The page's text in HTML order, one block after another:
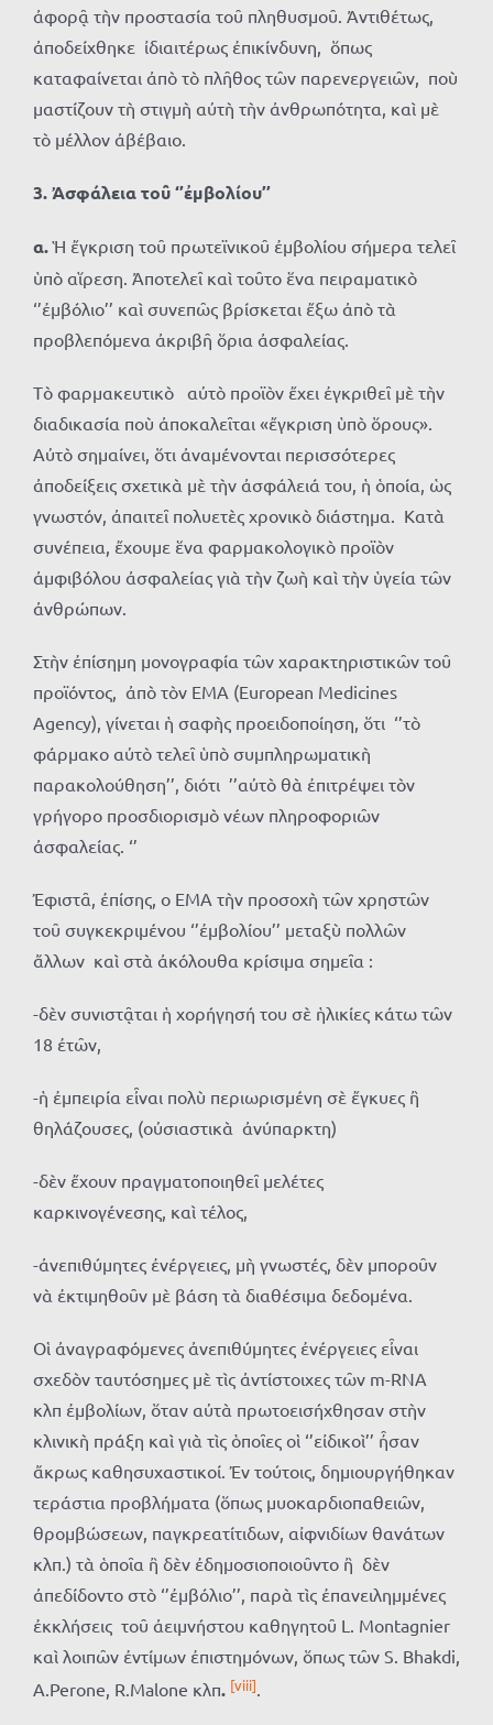
ἀφορᾷ τὴν προστασία τοῦ πληθυσμοῦ. Ἀντιθέτως,
ἀποδείχθηκε ἰδιαιτέρως ἐπικίνδυνη, ὅπως
καταφαίνεται ἀπὸ τὸ πλῆθος τῶν παρενεργειῶν, ποὺ
μαστίζουν τὴ στιγμὴ αὐτὴ τὴν ἀνθρωπότητα, καὶ μὲ
τὸ μέλλον ἀβέβαιο.
3. Ἀσφάλεια τοῦ ‘’ἐμβολίου’’
α.Ἡ ἔγκριση τοῦ πρωτεϊνικοῦ ἐμβολίου σήμερα τελεῖ
ὑπὸ αἵρεση. Ἀποτελεῖ καὶ τοῦτο ἕνα πειραματικὸ
‘’ἐμβόλιο’’ καὶ συνεπῶς βρίσκεται ἔξω ἀπὸ τὰ
προβλεπόμενα ἀκριβῆ ὅρια ἀσφαλείας.
Τὸ φαρμακευτικὸ αὐτὸ προϊὸν ἔχει ἐγκριθεῖ μὲ τὴν
διαδικασία ποὺ ἀποκαλεῖται «ἔγκριση ὑπὸ ὅρους».
Αὐτὸ σημαίνει, ὅτι ἀναμένονται περισσότερες
ἀποδείξεις σχετικὰ μὲ τὴν ἀσφάλειά του, ἡ ὁποία, ὡς
γνωστόν, ἀπαιτεῖ πολυετὲς χρονικὸ διάστημα. Κατὰ
συνέπεια, ἔχουμε ἕνα φαρμακολογικὸ προϊὸν
ἀμφιβόλου ἀσφαλείας γιὰ τὴν ζωὴ καὶ τὴν ὑγεία τῶν
ἀνθρώπων.
Στὴν ἐπίσημη μονογραφία τῶν χαρακτηριστικῶν τοῦ
προϊόντος, ἀπὸ τὸν EMA (European Medicines
Agency), γίνεται ἡ σαφὴς προειδοποίηση, ὅτι ‘’τὸ
φάρμακο αὐτὸ τελεῖ ὑπὸ συμπληρωματικὴ
παρακολούθηση’’, διότι ’’αὐτὸ θὰ ἐπιτρέψει τὸν
γρήγορο προσδιορισμὸ νέων πληροφοριῶν
ἀσφαλείας. ‘’
Ἐφιστᾶ, ἐπίσης, ο ΕΜΑ τὴν προσοχὴ τῶν χρηστῶν
τοῦ συγκεκριμένου ‘’ἐμβολίου’’ μεταξὺ πολλῶν
ἄλλων καὶ στὰ ἀκόλουθα κρίσιμα σημεῖα :
-δὲν συνιστᾷται ἡ χορήγησή του σὲ ἡλικίες κάτω τῶν
18 ἐτῶν,
-ἡ ἐμπειρία εἶναι πολὺ περιωρισμένη σὲ ἔγκυες ἢ
θηλάζουσες, (οὐσιαστικὰ ἀνύπαρκτη)
-δὲν ἔχουν πραγματοποιηθεῖ μελέτες
καρκινογένεσης, καὶ τέλος,
-ἀνεπιθύμητες ἐνέργειες, μὴ γνωστές, δὲν μποροῦν
νὰ ἐκτιμηθοῦν μὲ βάση τὰ διαθέσιμα δεδομένα.
Οἱ ἀναγραφόμενες ἀνεπιθύμητες ἐνέργειες εἶναι
σχεδὸν ταυτόσημες μὲ τὶς ἀντίστοιχες τῶν m-RNA
κλπ ἐμβολίων, ὅταν αὐτὰ πρωτοεισήχθησαν στὴν
κλινικὴ πράξη καὶ γιὰ τὶς ὁποῖες οἱ ‘’εἰδικοὶ’’ ἦσαν
ἄκρως καθησυχαστικοί. Ἐν τούτοις, δημιουργήθηκαν
τεράστια προβλήματα (ὅπως μυοκαρδιοπαθειῶν,
θρομβώσεων, παγκρεατίτιδων, αἰφνιδίων θανάτων
κλπ.) τὰ ὁποῖα ἢ δὲν ἐδημοσιοποιοῦντο ἢ δὲν
ἀπεδίδοντο στὸ ‘’ἐμβόλιο’’, παρὰ τὶς ἐπανειλημμένες
ἐκκλήσεις τοῦ ἀειμνήστου καθηγητοῦ L. Montagnier
καὶ λοιπῶν ἐντίμων ἐπιστημόνων, ὅπως τῶν S. Bhakdi,
A.Perone, R.Malone κλπ. [viii].